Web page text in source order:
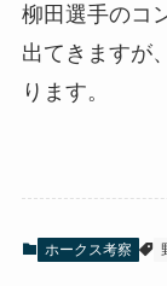
柳田選手のコ
出てきますが、
ります。
ホークス考察